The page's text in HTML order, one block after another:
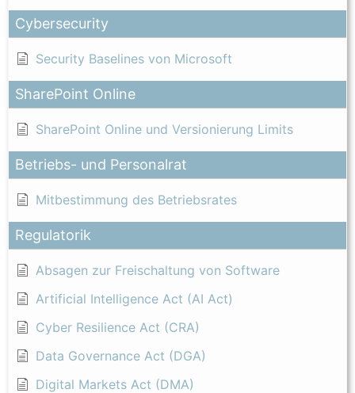
Cybersecurity
Security Baselines von Microsoft
SharePoint Online
SharePoint Online und Versionierung Limits
Betriebs- und Personalrat
Mitbestimmung des Betriebsrates
Regulatorik
Absagen zur Freischaltung von Software
Artificial Intelligence Act (AI Act)
Cyber Resilience Act (CRA)
Data Governance Act (DGA)
Digital Markets Act (DMA)